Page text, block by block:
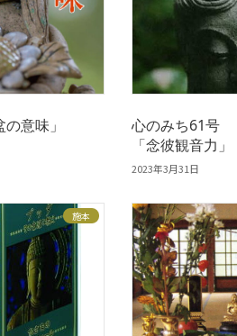
意味」
心のみち61号
「念彼観音力」
2023年3月31日
施本